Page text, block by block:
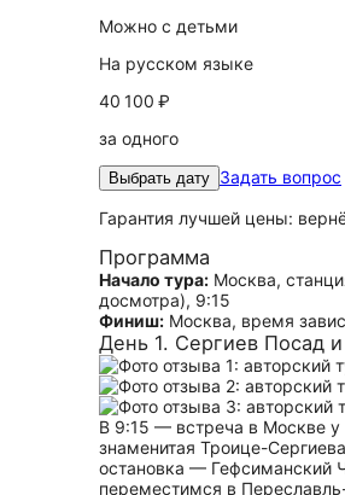
Можно с детьми
На русском языке
40 100 ₽
за одного
Выбрать дату Задать вопрос
Гарантия лучшей цены:
Программа
Начало тура: Москва,
досмотра), 9:15
Финиш: Москва, время
День 1. Сергиев Посад
В 9:15 — встреча в Москве у
знаменитая Троице-
остановка — Гефсиманский
переместимся в